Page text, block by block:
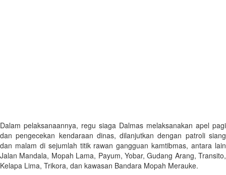
Dalam pelaksanaannya, regu siaga Dalmas melaksanakan apel pagi
dan pengecekan kendaraan dinas, dilanjutkan dengan patroli siang
dan malam di sejumlah titik rawan gangguan kamtibmas, antara lain
Jalan Mandala, Mopah Lama, Payum, Yobar, Gudang Arang, Transito,
Kelapa Lima, Trikora, dan kawasan Bandara Mopah Merauke.